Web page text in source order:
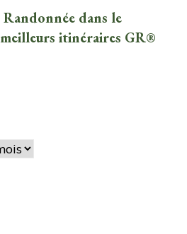
Randonnée dans le
itinéraires GR®